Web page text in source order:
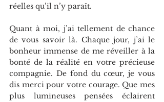
réelles qu’il n’y paraît.
Quant à moi, j’ai tellement de chance
de vous savoir là. Chaque jour, j’ai le
bonheur immense de me réveiller à la
bonté de la réalité en votre précieuse
compagnie. De fond du cœur, je vous
dis merci pour votre courage. Que mes
plus lumineuses pensées éclairent